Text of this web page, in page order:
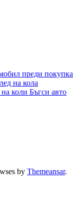
преди покупка
на кола
коли Бъгси авто
by Themeansar.